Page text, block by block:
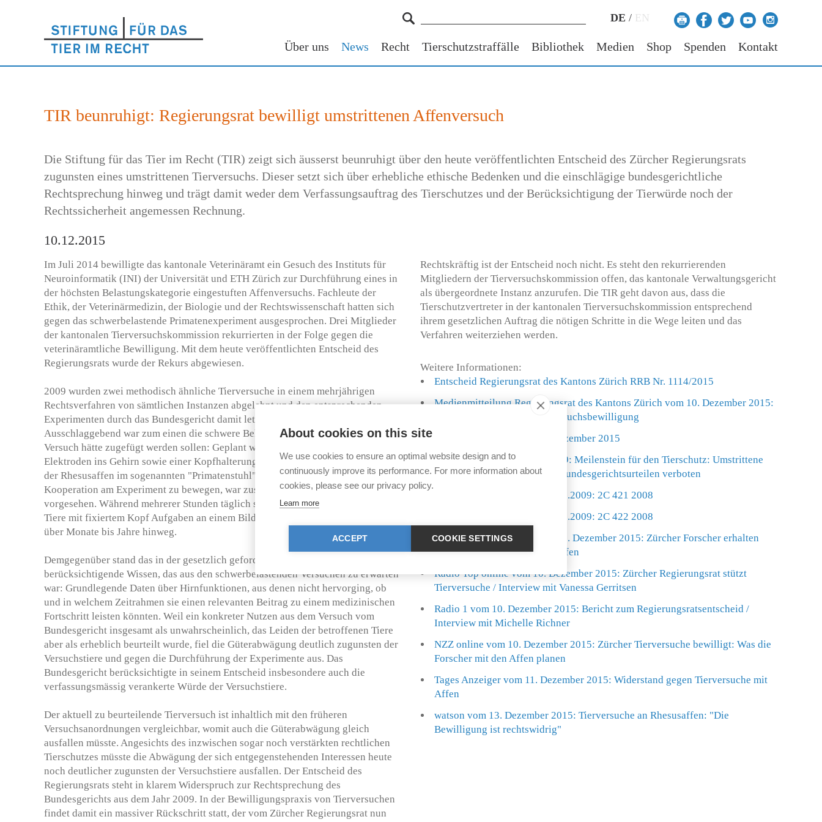
DE / EN
Über uns News Recht Tierschutzstraffälle Bibliothek Medien Shop Spenden Kontakt
TIR beunruhigt: Regierungsrat bewilligt umstrittenen Affenversuch
Die Stiftung für das Tier im Recht (TIR) zeigt sich äusserst beunruhigt über den heute veröffentlichten Entscheid des Zürcher Regierungsrats
zugunsten eines umstrittenen Tierversuchs. Dieser setzt sich über erhebliche ethische Bedenken und die einschlägige bundesgerichtliche
Rechtsprechung hinweg und trägt damit weder dem Verfassungsauftrag des Tierschutzes und der Berücksichtigung der Tierwürde noch der
Rechtssicherheit angemessen Rechnung.
10.12.2015
Im Juli 2014 bewilligte das kantonale Veterinäramt ein Gesuch des Instituts für
Neuroinformatik (INI) der Universität und ETH Zürich zur Durchführung eines in
der höchsten Belastungskategorie eingestuften Affenversuchs. Fachleute der
Ethik, der Veterinärmedizin, der Biologie und der Rechtswissenschaft hatten sich
gegen das schwerbelastende Primatenexperiment ausgesprochen. Drei Mitglieder
der kantonalen Tierversuchskommission rekurrierten in der Folge gegen die
veterinäramtliche Bewilligung. Mit dem heute veröffentlichten Entscheid des
Regierungsrats wurde der Rekurs abgewiesen.
2009 wurden zwei methodisch ähnliche Tierversuche in einem mehrjährigen
Rechtsverfahren von sämtlichen Instanzen abgelehnt und den entsprechenden
Experimenten durch das Bundesgericht damit letztlich der Riegel geschoben.
Ausschlaggebend war zum einen die schwere Belastung, die den Tieren im
Versuch hätte zugefügt werden sollen: Geplant war die Implantation von
Elektroden ins Gehirn sowie einer Kopfhalterung am Schädel, die zur Fixierung
der Rhesusaffen im sogenannten "Primatenstuhl" dienen sollte. Um die Tiere zur
Kooperation am Experiment zu bewegen, war zusätzlich ein strikter Wasserentzug
vorgesehen. Während mehrerer Stunden täglich sollten die durstig gehaltenen
Tiere mit fixiertem Kopf Aufgaben an einem Bildschirm lösen – und das Ganze
über Monate bis Jahre hinweg.
Demgegenüber stand das in der gesetzlich geforderten Güterabwägung zu
berücksichtigende Wissen, das aus den schwerbelastenden Versuchen zu erwarten
war: Grundlegende Daten über Hirnfunktionen, aus denen nicht hervorging, ob
und in welchem Zeitrahmen sie einen relevanten Beitrag zu einem medizinischen
Fortschritt leisten könnten. Weil ein konkreter Nutzen aus dem Versuch vom
Bundesgericht insgesamt als unwahrscheinlich, das Leiden der betroffenen Tiere
aber als erheblich beurteilt wurde, fiel die Güterabwägung deutlich zugunsten der
Versuchstiere und gegen die Durchführung der Experimente aus. Das
Bundesgericht berücksichtigte in seinem Entscheid insbesondere auch die
verfassungsmässig verankerte Würde der Versuchstiere.
Der aktuell zu beurteilende Tierversuch ist inhaltlich mit den früheren
Versuchsanordnungen vergleichbar, womit auch die Güterabwägung gleich
ausfallen müsste. Angesichts des inzwischen sogar noch verstärkten rechtlichen
Tierschutzes müsste die Abwägung der sich entgegenstehenden Interessen heute
noch deutlicher zugunsten der Versuchstiere ausfallen. Der Entscheid des
Regierungsrats steht in klarem Widerspruch zur Rechtsprechung des
Bundesgerichts aus dem Jahr 2009. In der Bewilligungspraxis von Tierversuchen
findet damit ein massiver Rückschritt statt, der vom Zürcher Regierungsrat nun
Rechtskräftig ist der Entscheid noch nicht. Es steht den rekurrierenden
Mitgliedern der Tierversuchskommission offen, das kantonale Verwaltungsgericht
als übergeordnete Instanz anzurufen. Die TIR geht davon aus, dass die
Tierschutzvertreter in der kantonalen Tierversuchskommission entsprechend
ihrem gesetzlichen Auftrag die nötigen Schritte in die Wege leiten und das
Verfahren weiterziehen werden.
Weitere Informationen:
Entscheid Regierungsrat des Kantons Zürich RRB Nr. 1114/2015
Medienmitteilung Regierungsrat des Kantons Zürich vom 10. Dezember 2015:
Regierungsrat schützt Tierversuchsbewilligung
Medienmitteilung vom 10. Dezember 2015
Newsmeldung vom 13.10.2009: Meilenstein für den Tierschutz: Umstrittene
Affenversuche bleiben nach Bundesgerichtsurteilen verboten
Urteil Bundesgericht vom 7.10.2009: 2C 421 2008
Urteil Bundesgericht vom 7.10.2009: 2C 422 2008
Tages-Anzeiger online vom 10. Dezember 2015: Zürcher Forscher erhalten
Okay für Versuch an Rhesusaffen
Radio Top online vom 10. Dezember 2015: Zürcher Regierungsrat stützt
Tierversuche / Interview mit Vanessa Gerritsen
Radio 1 vom 10. Dezember 2015: Bericht zum Regierungsratsentscheid /
Interview mit Michelle Richner
NZZ online vom 10. Dezember 2015: Zürcher Tierversuche bewilligt: Was die
Forscher mit den Affen planen
Tages Anzeiger vom 11. Dezember 2015: Widerstand gegen Tierversuche mit
Affen
watson vom 13. Dezember 2015: Tierversuche an Rhesusaffen: "Die
Bewilligung ist rechtswidrig"
About cookies on this site
We use cookies to ensure an optimal website design and to
continuously improve its performance. For more information about
cookies, please see our privacy policy.
Learn more
ACCEPT COOKIE SETTINGS